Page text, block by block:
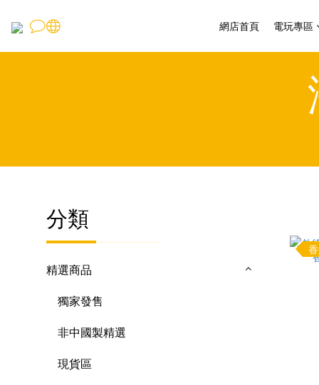
網店首頁 電玩專區
分類
精選商品
獨家發售
非中國製精選
現貨區